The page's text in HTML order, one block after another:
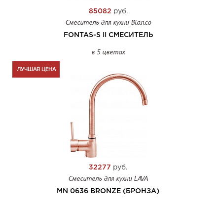
85082 руб.
Смеситель для кухни Blanco
FONTAS-S II СМЕСИТЕЛЬ
в 5 цветах
32277 руб.
Смеситель для кухни LAVA
MN 0636 BRONZE (БРОНЗА)
ЛУЧШАЯ ЦЕНА